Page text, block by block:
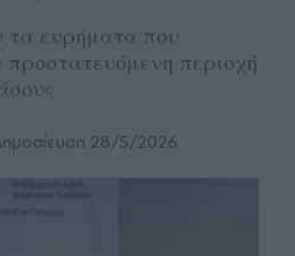
τα ευρήματα που
περιοχή
28/5/2026